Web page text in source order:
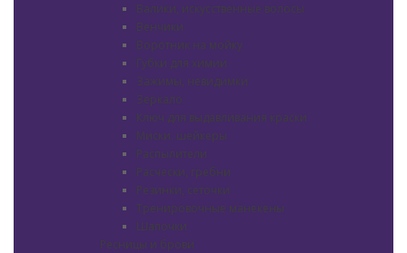
Валики, искусственные волосы
Венчики
Воротник на мойку
Губки для химии
Зажимы, невидимки
Зеркало
Ключ для выдавливания краски
Миски. шейкеры
Распылители
Расчески, гребни
Резинки, сеточки
Тренировочные манекены
Шапочки
Ресницы и брови